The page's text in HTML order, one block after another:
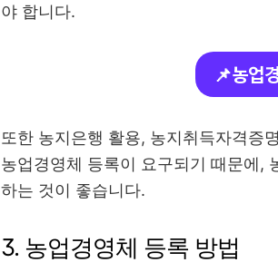
야 합니다.
📌농업
또한 농지은행 활용, 농지취득자격증
농업경영체 등록이 요구되기 때문에,
하는 것이 좋습니다.
3. 농업경영체 등록 방법